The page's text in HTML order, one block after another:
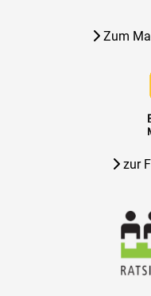
Zum
zur